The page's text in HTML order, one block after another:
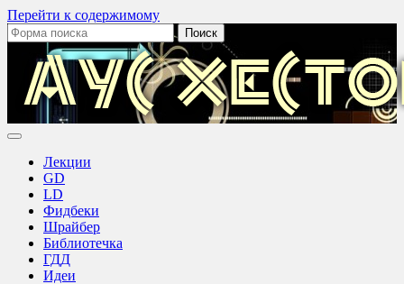
Перейти к содержимому
Поиск:
Аус
Лекции
GD
LD
Фидбеки
Шрайбер
Библиотечка
ГДД
Идеи